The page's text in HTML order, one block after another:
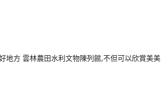
地方 雲林農田水利文物陳列館,不但可以欣賞美美